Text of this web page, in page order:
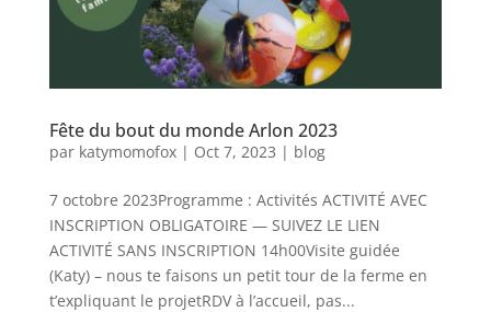
Fête du bout du monde Arlon 2023
par katymomofox| Oct 7, 2023 | blog
7 octobre 2023Programme : Activités ACTIVITÉ AVEC
INSCRIPTION OBLIGATOIRE — SUIVEZ LE LIEN
ACTIVITÉ SANS INSCRIPTION 14h00Visite guidée
(Katy) – nous te faisons un petit tour de la ferme en
t’expliquant le projetRDV à l’accueil, pas...